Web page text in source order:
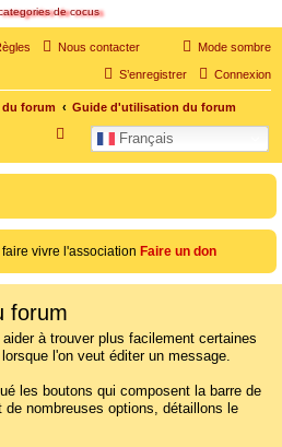
l'objet est le soutien aux victimes d'adultère.
moral pour traverser une situation
Mode sombre
Nous contacter
Connexion
S’enregistrer
du forum Guide d'utilisation du forum
Français
e
vivre l'association Faire un don
forum
à trouver plus facilement certaines
l'on veut éditer un message.
les boutons qui composent la barre de
nombreuses options, détaillons le